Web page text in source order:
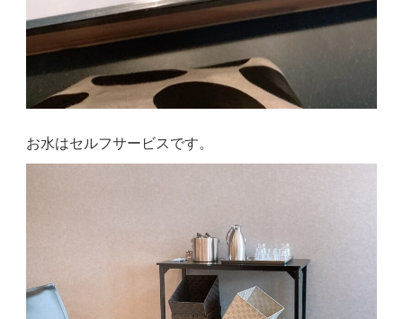
お水はセルフサービスです。